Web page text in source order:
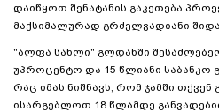
დაიწყოთ შენატანის გაკეთება
მაქსიმალურად გრძელვადიანი შიდა
"ალფა სახლი" გლდანში
უპროცენტო და 15 წლიანი საბანკო
რაც იმას ნიშნავს, რომ ჯამში
ისარგებლოთ 18 წლამდე